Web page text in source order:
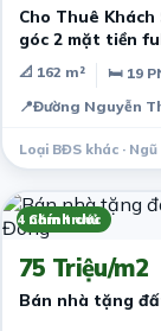
Cho Thuê Khách
góc 2 mặt tiền
📐 162 m² 🛏 19
📍Đường Nguyễn
Loại BĐS khác ·
Chính chủ
4 năm trước
75 Triệu/m2
Bán nhà tặng